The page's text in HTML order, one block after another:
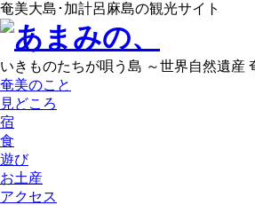
奄美大島･加計呂麻島の観光サイト
いきものたちが唄う島 ～世界自然遺産
奄美のこと
見どころ
宿
食
遊び
お土産
アクセス